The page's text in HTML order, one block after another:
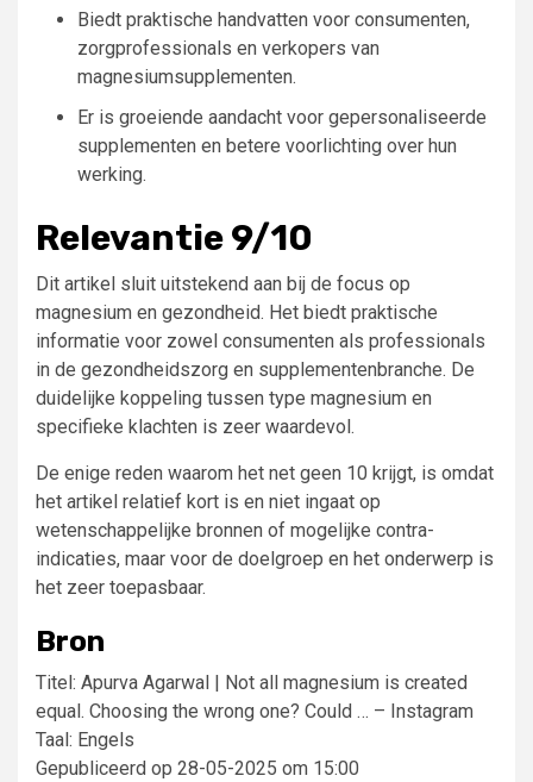
Biedt praktische handvatten voor consumenten,
zorgprofessionals en verkopers van
magnesiumsupplementen.
Er is groeiende aandacht voor gepersonaliseerde
supplementen en betere voorlichting over hun
werking.
Relevantie 9/10
Dit artikel sluit uitstekend aan bij de focus op
magnesium en gezondheid. Het biedt praktische
informatie voor zowel consumenten als professionals
in de gezondheidszorg en supplementenbranche. De
duidelijke koppeling tussen type magnesium en
specifieke klachten is zeer waardevol.
De enige reden waarom het net geen 10 krijgt, is omdat
het artikel relatief kort is en niet ingaat op
wetenschappelijke bronnen of mogelijke contra-
indicaties, maar voor de doelgroep en het onderwerp is
het zeer toepasbaar.
Bron
Titel: Apurva Agarwal | Not all magnesium is created
equal. Choosing the wrong one? Could … – Instagram
Taal: Engels
Gepubliceerd op 28-05-2025 om 15:00